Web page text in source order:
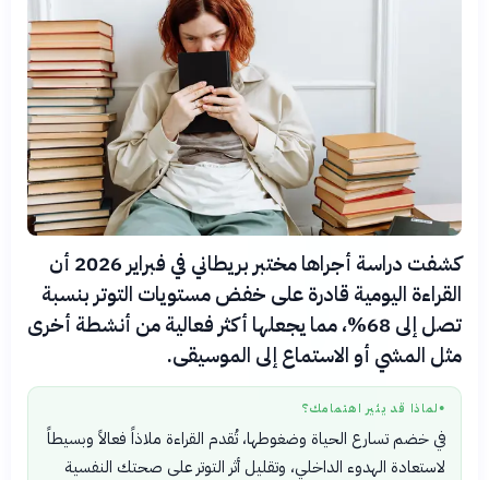
كشفت دراسة أجراها مختبر بريطاني في فبراير 2026 أن
القراءة اليومية قادرة على خفض مستويات التوتر بنسبة
تصل إلى 68%، مما يجعلها أكثر فعالية من أنشطة أخرى
مثل المشي أو الاستماع إلى الموسيقى.
● لماذا قد يثير اهتمامك؟
في خضم تسارع الحياة وضغوطها، تُقدم القراءة ملاذاً فعالاً وبسيطاً
لاستعادة الهدوء الداخلي، وتقليل أثر التوتر على صحتك النفسية